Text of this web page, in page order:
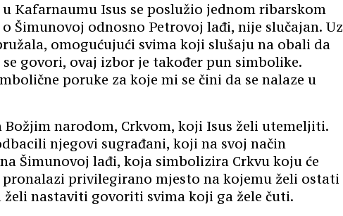
Kafarnaumu Isus se poslužio jednom ribarskom
Šimunovoj odnosno Petrovoj lađi, nije slučajan. Uz
omogućujući svima koji slušaju na obali da
govori, ovaj izbor je također pun simbolike.
poruke za koje mi se čini da se nalaze u
Božjim narodom, Crkvom, koji Isus želi utemeljiti.
njegovi sugrađani, koji na svoj način
Šimunovoj lađi, koja simbolizira Crkvu koju će
privilegirano mjesto na kojemu želi ostati
nastaviti govoriti svima koji ga žele čuti.